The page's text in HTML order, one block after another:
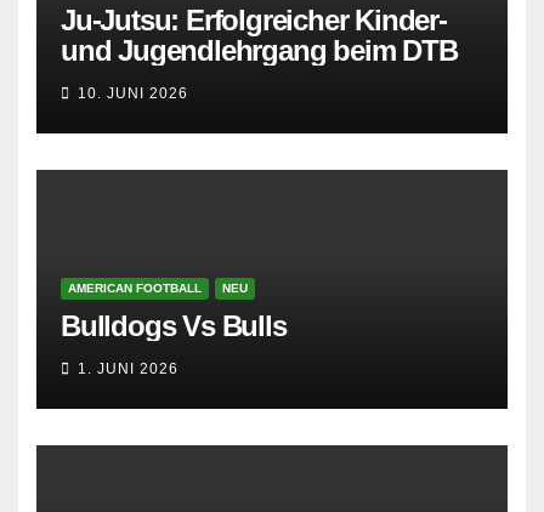
Ju-Jutsu: Erfolgreicher Kinder-
und Jugendlehrgang beim DTB
10. JUNI 2026
AMERICAN FOOTBALL NEU
Bulldogs Vs Bulls
1. JUNI 2026